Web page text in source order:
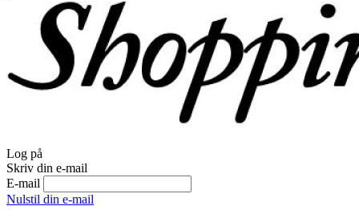
Log på
Skriv din e-mail
E-mail
Nulstil din e-mail